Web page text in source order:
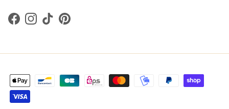
FacebookInstagram
TikTokPinterest